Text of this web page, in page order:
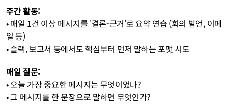
주간 활동:
• 매일 1건 이상 메시지를 '결론-근거'로 요약 연습 (회의 발언, 이메
일 등)
• 슬랙, 보고서 등에서도 핵심부터 먼저 말하는 포맷 시도
매일 질문:
• 오늘 가장 중요한 메시지는 무엇이었나?
• 그 메시지를 한 문장으로 말하면 무엇인가?